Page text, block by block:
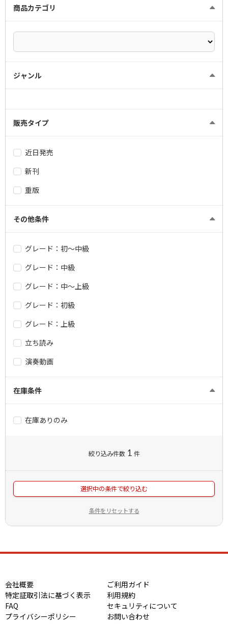
商品カテゴリ
ジャンル
販売タイプ
近日発売
新刊
重版
その他条件
グレード：初～中級
グレード：中級
グレード：中～上級
グレード：初級
グレード：上級
立ち読み
演奏動画
在庫条件
在庫ありのみ
絞り込み件数 1 件
選択中の条件で絞り込む
条件をリセットする
会社概要
ご利用ガイド
特定証取引法に基づく表示
利用規約
FAQ
セキュリティについて
プライバシーポリシー
お問い合わせ